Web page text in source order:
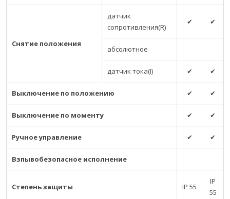
Снятие положения
датчик
сопротивления(R)
✔ ✔
абсолютное
датчик тока(I) ✔ ✔
Выключение по положению ✔ ✔
Выключение по моменту ✔ ✔
Ручное управление ✔ ✔
Взпывобезопасное исполнение
Степень защиты IP 55
IP
55